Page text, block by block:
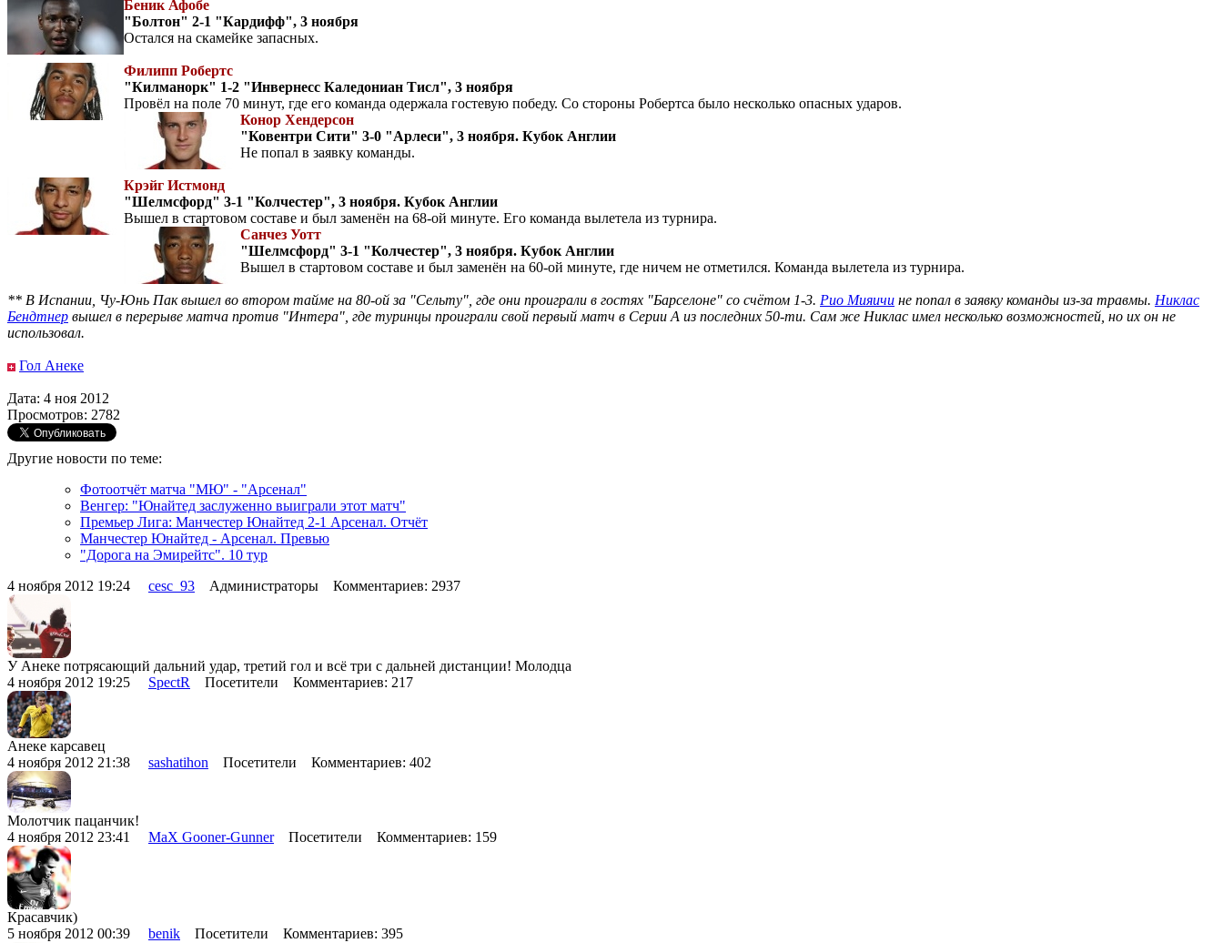
Беник Афобе
"Болтон" 2-1 "Кардифф", 3 ноября
Остался на скамейке запасных.
Филипп Робертс
"Килманорк" 1-2 "Инвернесс Каледониан Тисл", 3 ноября
Провёл на поле 70 минут, где его команда одержала гостевую победу. Со стороны Робертса было несколько опасных ударов.
Конор Хендерсон
"Ковентри Сити" 3-0 "Арлеси", 3 ноября. Кубок Англии
Не попал в заявку команды.
Крэйг Истмонд
"Шелмсфорд" 3-1 "Колчестер", 3 ноября. Кубок Англии
Вышел в стартовом составе и был заменён на 68-ой минуте. Его команда вылетела из турнира.
Санчез Уотт
"Шелмсфорд" 3-1 "Колчестер", 3 ноября. Кубок Англии
Вышел в стартовом составе и был заменён на 60-ой минуте, где ничем не отметился. Команда вылетела из турнира.
** В Испании, Чу-Юнь Пак вышел во втором тайме на 80-ой за "Сельту", где они проиграли в гостях "Барселоне" со счётом 1-3. Рио Мияичи не попал в заявку команды из-за травмы. Никлас
Бендтнер вышел в перерыве матча против "Интера", где туринцы проиграли свой первый матч в Серии А из последних 50-ти. Сам же Никлас имел несколько возможностей, но их он не
использовал.
Гол Анеке
Дата: 4 ноя 2012
Просмотров: 2782
Другие новости по теме:
Фотоотчёт матча "МЮ" - "Арсенал"
Венгер: "Юнайтед заслуженно выиграли этот матч"
Премьер Лига: Манчестер Юнайтед 2-1 Арсенал. Отчёт
Манчестер Юнайтед - Арсенал. Превью
"Дорога на Эмирейтс". 10 тур
4 ноября 2012 19:24 cesc_93 Администраторы Комментариев: 2937
У Анеке потрясающий дальний удар, третий гол и всё три с дальней дистанции! Молодца
4 ноября 2012 19:25 SpectR Посетители Комментариев: 217
Анеке карсавец
4 ноября 2012 21:38 sashatihon Посетители Комментариев: 402
Молотчик пацанчик!
4 ноября 2012 23:41 MaX Gooner-GunnerПосетители Комментариев: 159
Красавчик)
5 ноября 2012 00:39 benik Посетители Комментариев: 395